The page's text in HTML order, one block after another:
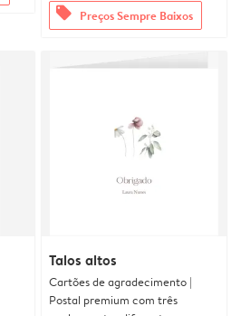
offers Preços Sempre Baixos
Talos altos
Cartões de agradecimento |
Postal premium com três